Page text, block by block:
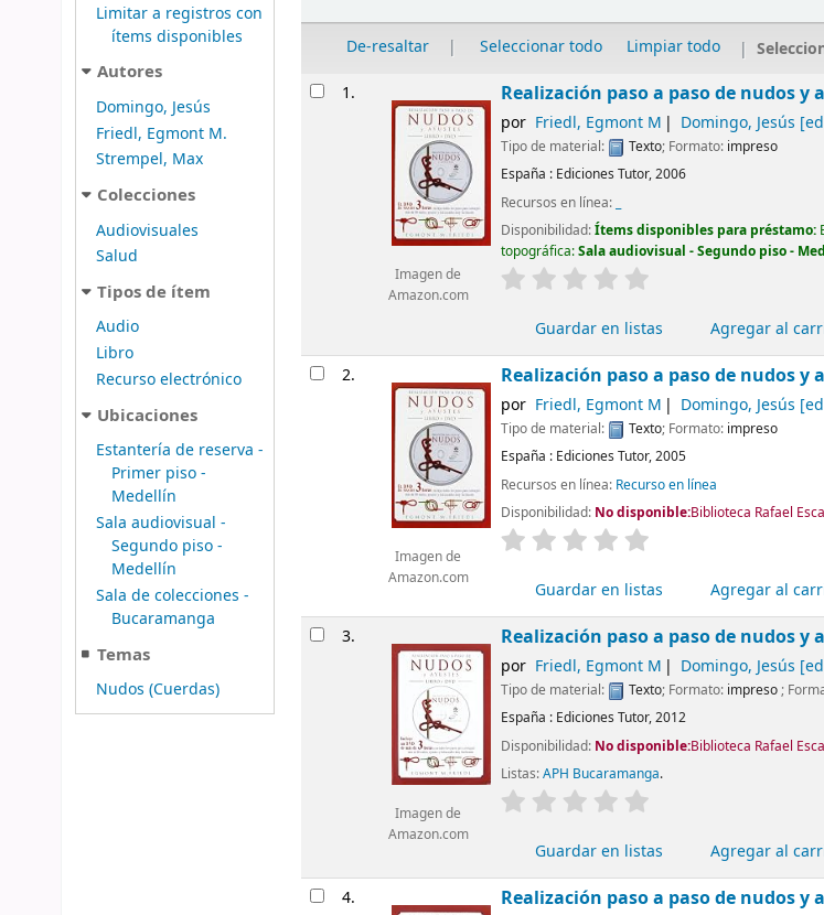
Limitar a registros con
ítems disponibles
Autores
Domingo, Jesús
Friedl, Egmont M.
Strempel, Max
Colecciones
Audiovisuales
Salud
Tipos de ítem
Audio
Libro
Recurso electrónico
Ubicaciones
Estantería de reserva -
Primer piso -
Medellín
Sala audiovisual -
Segundo piso -
Medellín
Sala de colecciones -
Bucaramanga
Temas
Nudos (Cuerdas)
De-resaltar Seleccionar todo Limpiar todo
Resultados
1.
Imagen de
Amazon.com
Realización paso a paso de nudos y
por Friedl, Egmont M Domingo, Jesús
Tipo de material: Texto; Formato: impreso
España : Ediciones Tutor,2006
Recursos en línea:
Disponibilidad:Ítems disponibles para préstamo:
topográfica:Sala audiovisual - Segundo piso -
valoración
Guardar en listas Agregar al
2.
Imagen de
Amazon.com
Realización paso a paso de nudos y
por Friedl, Egmont M Domingo, Jesús
Tipo de material: Texto; Formato: impreso
España : Ediciones Tutor,2005
Recursos en línea: Recurso en línea
Disponibilidad: No disponible:Biblioteca Rafael
valoración
Guardar en listas Agregar al
3.
Imagen de
Amazon.com
Realización paso a paso de nudos y
por Friedl, Egmont M Domingo, Jesús
Tipo de material: Texto; Formato: impreso;
España : Ediciones Tutor,2012
Disponibilidad: No disponible:Biblioteca Rafael
Listas:APH Bucaramanga.
valoración
Guardar en listas Agregar al
4. Realización paso a paso de nudos y